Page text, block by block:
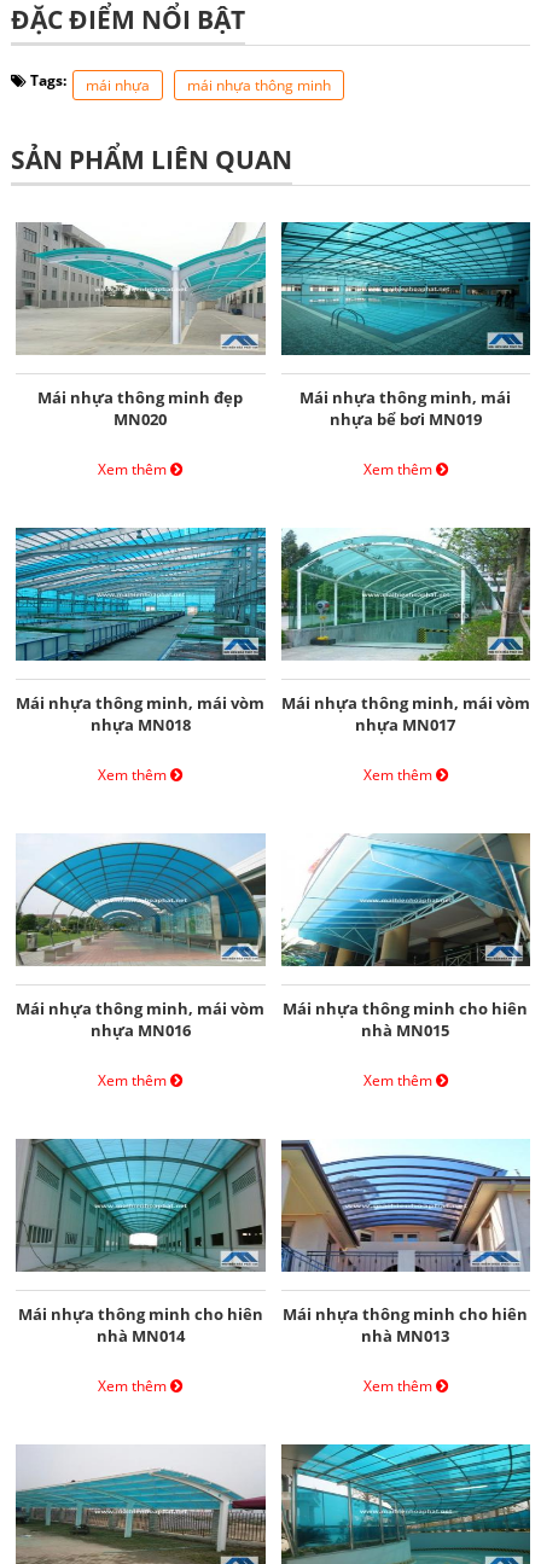
ĐẶC ĐIỂM NỔI BẬT
Tags: mái nhựa mái nhựa thông minh
SẢN PHẨM LIÊN QUAN
Mái nhựa thông minh đẹp
MN020
Xem thêm
Mái nhựa thông minh, mái
nhựa bể bơi MN019
Xem thêm
Mái nhựa thông minh, mái vòm
nhựa MN018
Xem thêm
Mái nhựa thông minh, mái vòm
nhựa MN017
Xem thêm
Mái nhựa thông minh, mái vòm
nhựa MN016
Xem thêm
Mái nhựa thông minh cho hiên
nhà MN015
Xem thêm
Mái nhựa thông minh cho hiên
nhà MN014
Xem thêm
Mái nhựa thông minh cho hiên
nhà MN013
Xem thêm